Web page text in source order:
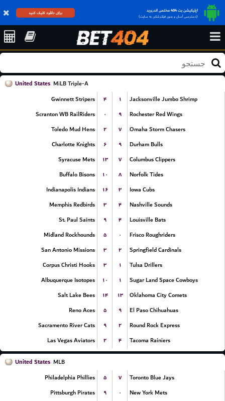
اپلیکیشن بت 404 مختص اندروید
(دسترسی آسان و بدون فیلترشکن به سایت)
برای دانلود کلیک کنید
United States MiLB Triple-A
Gwinnett Stripers
۴ ۱
Jacksonville Jumbo Shrimp
Scranton WB RailRiders
۰ ۹
Rochester Red Wings
Toledo Mud Hens
۲ ۷
Omaha Storm Chasers
Charlotte Knights
۶ ۹
Durham Bulls
Syracuse Mets
۱۳ ۷
Columbus Clippers
Buffalo Bisons
۱۰ ۸
Norfolk Tides
Indianapolis Indians
۱۶ ۳
Iowa Cubs
Memphis Redbirds
۳ ۴
Nashville Sounds
St. Paul Saints
۹ ۴
Louisville Bats
Midland Rockhounds
۵ ۰
Frisco Roughriders
San Antonio Missions
۳ ۲
Springfield Cardinals
Corpus Christi Hooks
۳ ۱
Tulsa Drillers
Albuquerque Isotopes
۱۰ ۱
Sugar Land Space Cowboys
Salt Lake Bees
۱۴ ۱۳
Oklahoma City Comets
Reno Aces
۵ ۹
El Paso Chihuahuas
Sacramento River Cats
۹ ۲
Round Rock Express
Las Vegas Aviators
۲ ۴ Tacoma Rainiers
United States MLB
Philadelphia Phillies
۵ ۷
Toronto Blue Jays
Pittsburgh Pirates
۹ ۰
New York Mets